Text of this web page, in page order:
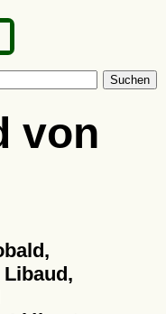
Suchen
von